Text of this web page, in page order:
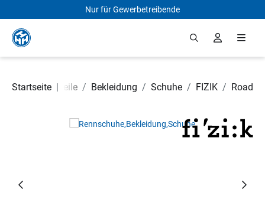
Zum Hauptinhalt springen
Nur für Gewerbetreibende
Startseite |
Fahrradteile / Bekleidung / Schuhe / FIZIK / Road
Bildergalerie überspringen